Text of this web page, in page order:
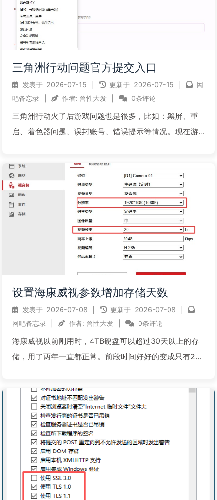
三角洲行动问题官方提交入口
发表于 2026-07-15 更新于 2026-07-15
网
吧备忘录
作者: 兽性大发 0条评论
三角洲行动火了后游戏问题也是很多，比如：黑屏、重
启、着色器问题、误封账号、错误提示等情况。现在游
方入口，方便大家反馈问题，以便官方在第一时间解决
问题。如果您网吧在三角洲行动游戏中遇到各种问题，
请按要求仔细填...
阅读全文...
设置海康威视参数增加存储天数
发表于 2026-07-08 更新于 2026-07-08
网吧备忘录
作者: 兽性大发 0条评论
海康威视以前刚用时，4TB硬盘可以超过30天以上的存
储，用了两年一直都正常。前段时间好好的变成只有27
就会造成存储更多，我听不懂他在说什么。后来客服的
技术也说了这几个方法，测试了后会好一些，所以记录
备用：1...
阅读全文...